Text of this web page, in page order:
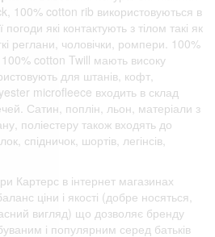
100% cotton rib використовуються в
які контактують з тілом такі як
реглани, чоловічки, ромпери. 100%
cotton Twill мають високу
для штанів, кофт,
microfleece входить в склад
Сатин, поплін, льон, матеріали з
поліестеру також входять до
спідничок, шортів, легінсів,
Картерс в інтернет магазинах
ціни і якості (добре носяться,
вигляд) що дозволяє бренду
і популярним серед батьків